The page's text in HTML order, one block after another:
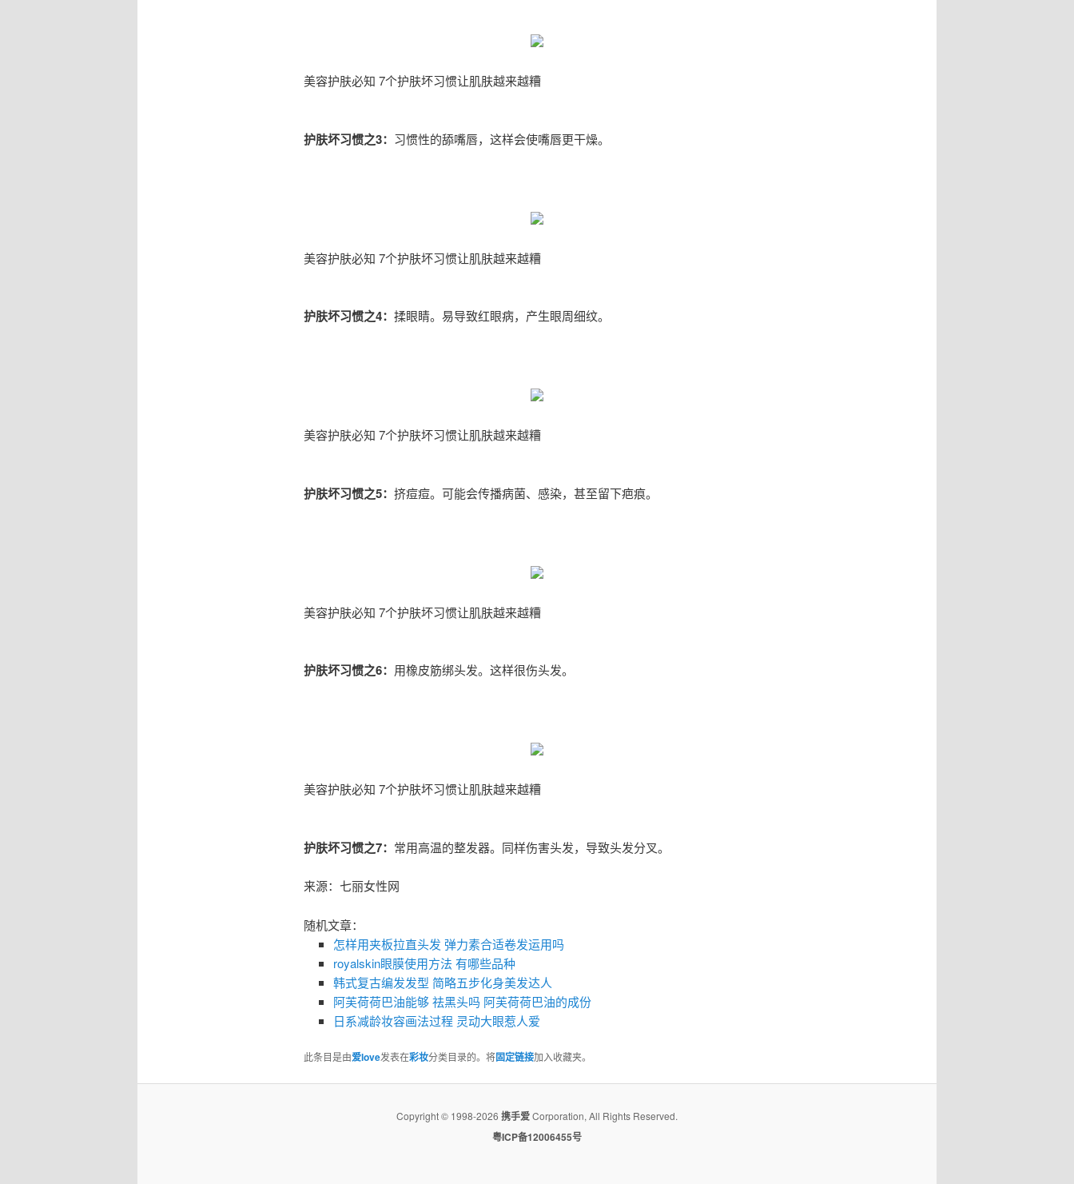
美容护肤必知 7个护肤坏习惯让肌肤越来越糟
护肤坏习惯之3： 习惯性的舔嘴唇，这样会使嘴唇更干燥。
美容护肤必知 7个护肤坏习惯让肌肤越来越糟
护肤坏习惯之4： 揉眼睛。易导致红眼病，产生眼周细纹。
美容护肤必知 7个护肤坏习惯让肌肤越来越糟
护肤坏习惯之5： 挤痘痘。可能会传播病菌、感染，甚至留下疤痕。
美容护肤必知 7个护肤坏习惯让肌肤越来越糟
护肤坏习惯之6： 用橡皮筋绑头发。这样很伤头发。
美容护肤必知 7个护肤坏习惯让肌肤越来越糟
护肤坏习惯之7： 常用高温的整发器。同样伤害头发，导致头发分叉。
来源：七丽女性网
随机文章：
怎样用夹板拉直头发 弹力素合适卷发运用吗
royalskin眼膜使用方法 有哪些品种
韩式复古编发发型 简略五步化身美发达人
阿芙荷荷巴油能够 祛黑头吗 阿芙荷荷巴油的成份
日系减龄妆容画法过程 灵动大眼惹人爱
此条目是由爱love发表在彩妆分类目录的。将固定链接加入收藏夹。
Copyright © 1998-2026 携手爱Corporation, All Rights Reserved.
粤ICP备12006455号